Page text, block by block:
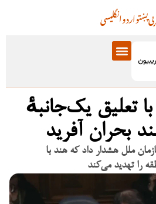
انگلیسیاردوپښتو
تعلیق یک‌جانبهٔ
بحران آفرید
ملل هشدار داد که هند با